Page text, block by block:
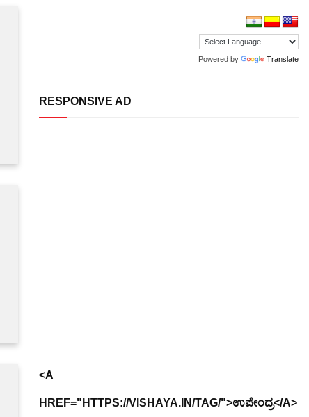
Powered by Translate
RESPONSIVE AD
<A
HREF="HTTPS://VISHAYA.IN/TAG/">ಉಪೇಂದ್ರ</A>